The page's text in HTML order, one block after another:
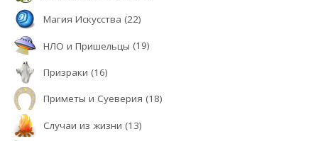
Магия Искусства (22)
НЛО и Пришельцы (19)
Призраки (16)
Приметы и Суеверия (18)
Случаи из жизни (13)